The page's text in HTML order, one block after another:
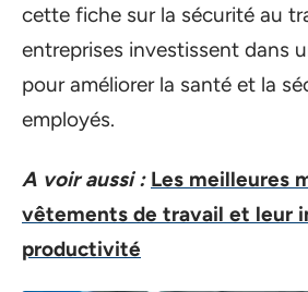
cette fiche sur la sécurité au
entreprises investissent dans
pour améliorer la santé et la
employés.
A voir aussi : Les meilleures
vêtements de travail et leur
productivité